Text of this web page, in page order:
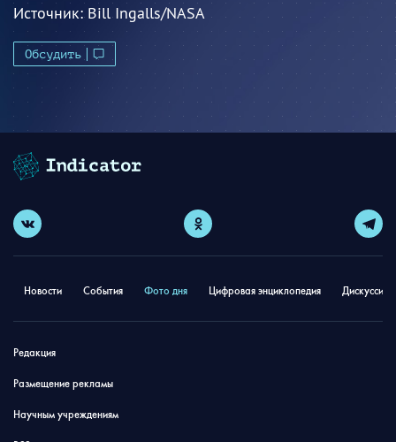
Источник:Bill Ingalls/NASA
Обсудить
Новости События Фото дня Цифровая энциклопедия
Редакция
Размещение рекламы
Научным учреждениям